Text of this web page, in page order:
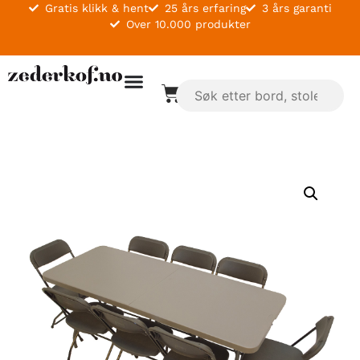
Gratis klikk & hent 25 års erfaring
3 års garanti
Over 10.000 produkter